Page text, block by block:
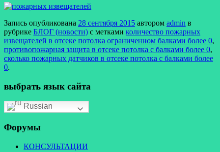
Запись опубликована 28 сентября 2015 автором admin в
рубрике БЛОГ (новости) с метками количество пожарных
извещателей в отсеке потолка ограниченном балками более 0,
противопожарная защита в отсеке потолка с балками более 0,
сколько пожарных датчиков в отсеке потолка с балками более
0.
выбрать язык сайта
Russian
Форумы
КОНСУЛЬТАЦИИ